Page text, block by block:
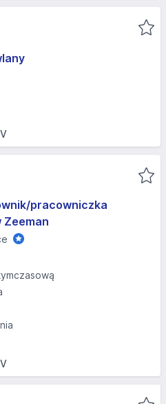
pracowniczka
Zeeman